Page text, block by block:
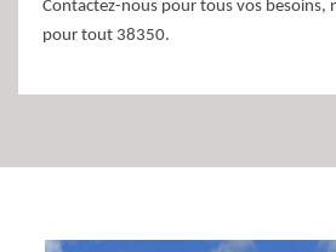
Contactez-nous pour tous vos besoins,
pour tout 38350.